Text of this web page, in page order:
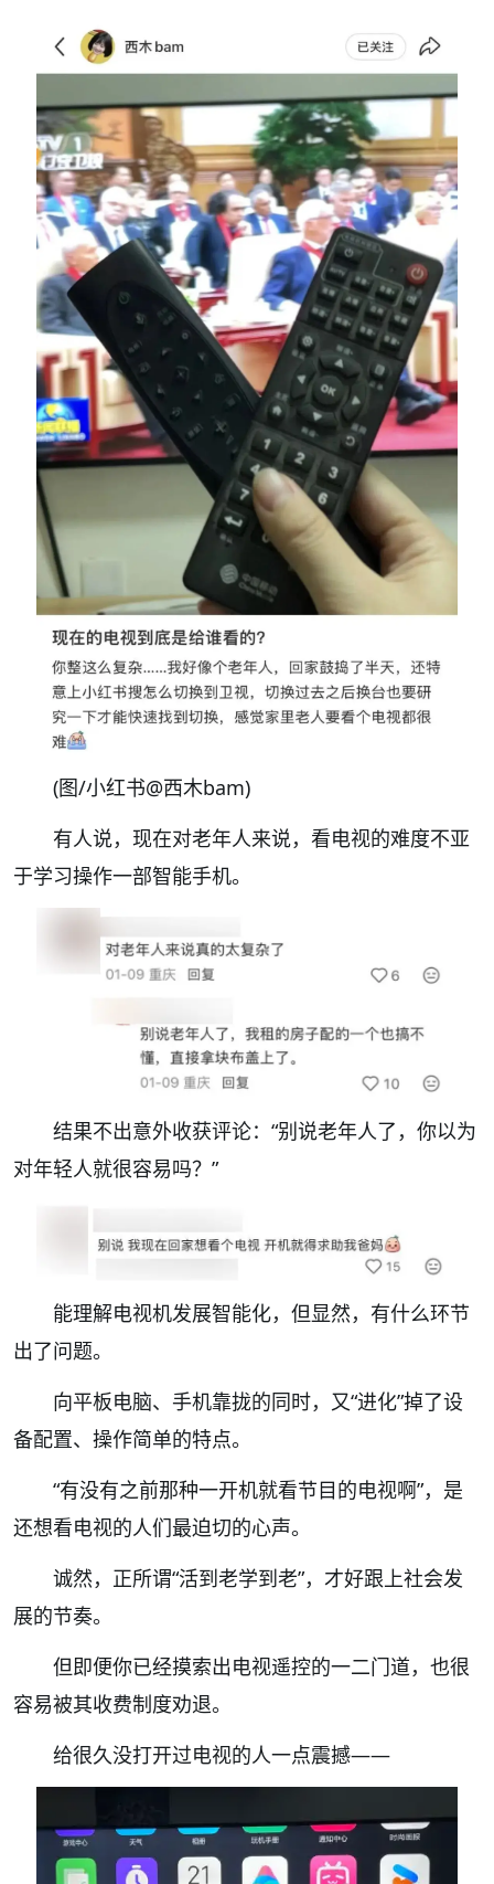
(图/小红书@西木bam)
有人说，现在对老年人来说，看电视的难度不亚
于学习操作一部智能手机。
结果不出意外收获评论： “别说老年人了，你以为
对年轻人就很容易吗？”
能理解电视机发展智能化，但显然，有什么环节
出了问题。
向平板电脑、手机靠拢的同时，又“进化”掉了设
备配置、操作简单的特点。
“有没有之前那种一开机就看节目的电视啊”， 是
还想看电视的人们最迫切的心声。
诚然，正所谓“活到老学到老”，才好跟上社会发
展的节奏。
但即便你已经摸索出电视遥控的一二门道，也很
容易被其收费制度劝退。
给很久没打开过电视的人一点震撼——